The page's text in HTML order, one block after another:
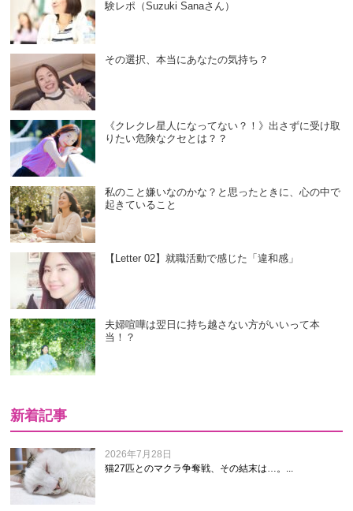
験レポ（Suzuki Sanaさん）
その選択、本当にあなたの気持ち？
《クレクレ星人になってない？！》出さずに受け取
りたい危険なクセとは？？
私のこと嫌いなのかな？と思ったときに、心の中で
起きていること
【Letter 02】就職活動で感じた「違和感」
夫婦喧嘩は翌日に持ち越さない方がいいって本
当！？
新着記事
2026年7月28日
猫27匹とのマクラ争奪戦、その結末は…。...